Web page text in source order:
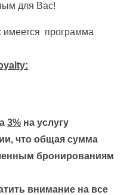
для Вас!
имеется программа
:
3% на услугу
что общая сумма
бронированиям
внимание на все